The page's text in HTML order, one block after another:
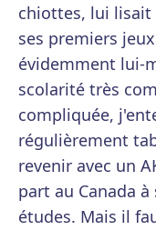
chiottes, lui lisait
ses premiers
évidemment lui-
scolarité très
compliquée,
régulièrement
revenir avec un
part au Canada
études. Mais il